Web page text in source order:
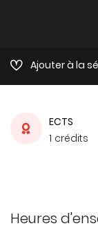
Ajouter à la
ECTS
1 crédits
Heures